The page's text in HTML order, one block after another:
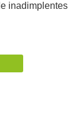
inadimplentes